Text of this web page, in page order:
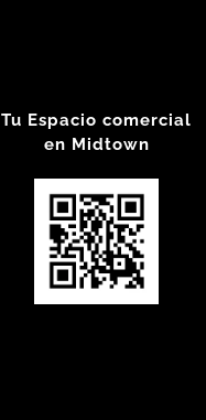
Tu Espacio comercial
en Midtown